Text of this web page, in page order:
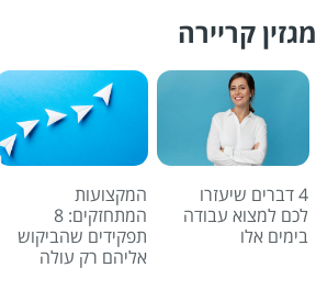
מגזין קריירה
4 דברים שיעזרו
לכם למצוא עבודה
בימים אלו
המקצועות
המתחזקים: 8
תפקידים שהביקוש
אליהם רק עולה